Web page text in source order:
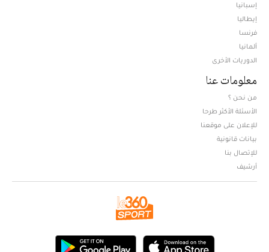
إسبانيا
إيطاليا
فرنسا
ألمانيا
الدوريات الأخرى
معلومات عنا
من نحن ؟
الأسئلة الأكثر طرحا
للإعلان على موقعنا
بيانات قانونية
للإتصال بنا
أرشيف